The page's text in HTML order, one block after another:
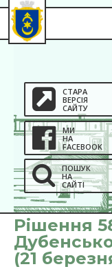
СТАРА
ВЕРСІЯ
САЙТУ
МИ
НА
FACEBOOK
ПОШУК
НА
САЙТІ
Рішення
(21